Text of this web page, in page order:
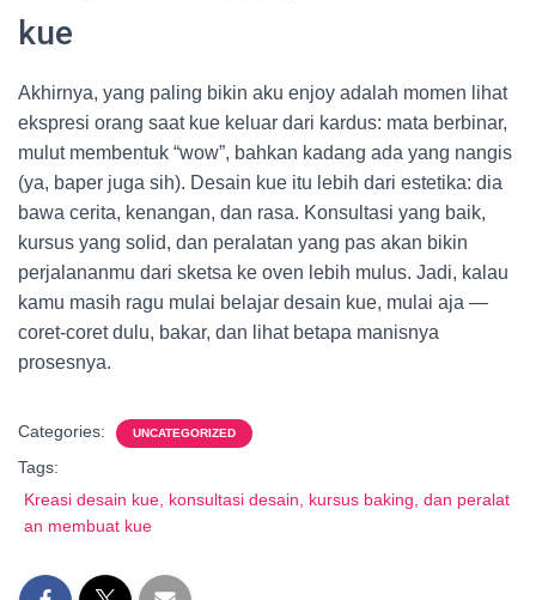
kue
Akhirnya, yang paling bikin aku enjoy adalah momen lihat
ekspresi orang saat kue keluar dari kardus: mata berbinar,
mulut membentuk “wow”, bahkan kadang ada yang nangis
(ya, baper juga sih). Desain kue itu lebih dari estetika: dia
bawa cerita, kenangan, dan rasa. Konsultasi yang baik,
kursus yang solid, dan peralatan yang pas akan bikin
perjalananmu dari sketsa ke oven lebih mulus. Jadi, kalau
kamu masih ragu mulai belajar desain kue, mulai aja —
coret-coret dulu, bakar, dan lihat betapa manisnya
prosesnya.
Categories: UNCATEGORIZED
Tags:
Kreasi desain kue, konsultasi desain, kursus baking, dan peralat
an membuat kue